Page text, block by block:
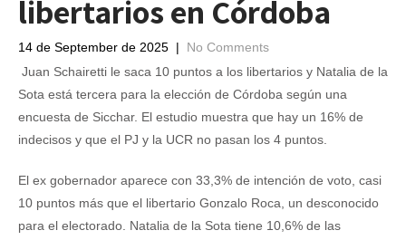
libertarios en Córdoba
14 de September de 2025 | No Comments
Juan Schairetti le saca 10 puntos a los libertarios y Natalia de la
Sota está tercera para la elección de Córdoba según una
encuesta de Sicchar. El estudio muestra que hay un 16% de
indecisos y que el PJ y la UCR no pasan los 4 puntos.
El ex gobernador aparece con 33,3% de intención de voto, casi
10 puntos más que el libertario Gonzalo Roca, un desconocido
para el electorado. Natalia de la Sota tiene 10,6% de las